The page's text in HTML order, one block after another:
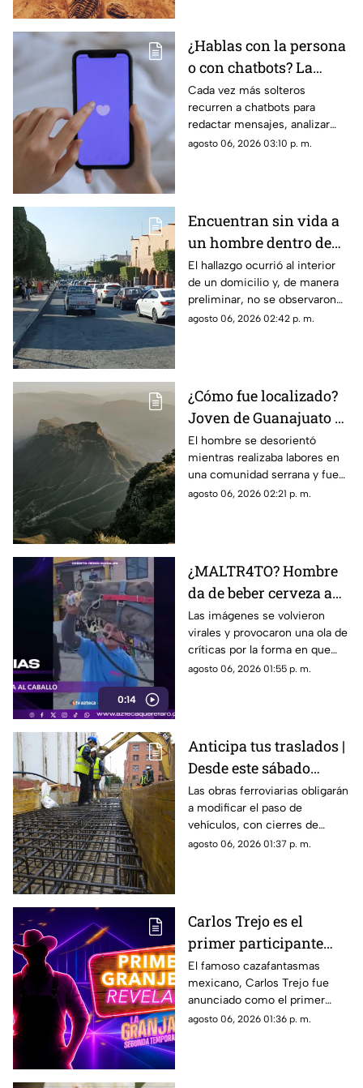
¿Hablas con la persona
o con chatbots? La
verdad sobre el
‘Chatfishing’ en el
coqueteo digital
Cada vez más solteros
recurren a chatbots para
redactar mensajes, analizar
perfiles y coquetear en
agosto 06, 2026 03:10 p. m.
Encuentran sin vida a
un hombre dentro de
una casa en esta zona
de Querétaro
El hallazgo ocurrió al interior
de un domicilio y, de manera
preliminar, no se observaron
huellas de violencia en el
agosto 06, 2026 02:42 p. m.
¿Cómo fue localizado?
Joven de Guanajuato es
encontrado en la Sierra
Gorda de Querétaro
El hombre se desorientó
mientras realizaba labores en
una comunidad serrana y fue
encontrado durante la noche
agosto 06, 2026 02:21 p. m.
0:14
¿MALTR4TO? Hombre
da de beber cerveza a
caballo tras desfile; así
reaccionó el animal
Las imágenes se volvieron
virales y provocaron una ola de
críticas por la forma en que
fue tratado el animal al
agosto 06, 2026 01:55 p. m.
Anticipa tus traslados |
Desde este sábado
cambiará por completo
la circulación en
Bernardo Quintana
Las obras ferroviarias obligarán
a modificar el paso de
vehículos, con cierres de
carriles y circulación en
agosto 06, 2026 01:37 p. m.
Carlos Trejo es el
primer participante
confirmado para la
segunda temporada de
'La Granja VIP’
El famoso cazafantasmas
mexicano, Carlos Trejo fue
anunciado como el primer
granjero oficial del reality show
agosto 06, 2026 01:36 p. m.